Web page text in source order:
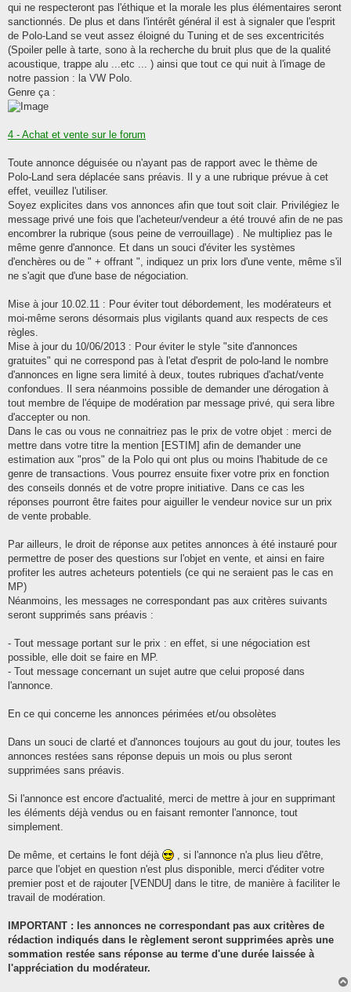
qui ne respecteront pas l'éthique et la morale les plus élémentaires seront
sanctionnés. De plus et dans l'intérêt général il est à signaler que l'esprit
de Polo-Land se veut assez éloigné du Tuning et de ses excentricités
(Spoiler pelle à tarte, sono à la recherche du bruit plus que de la qualité
acoustique, trappe alu ...etc ... ) ainsi que tout ce qui nuit à l'image de
notre passion : la VW Polo.
Genre ça :
4 - Achat et vente sur le forum
Toute annonce déguisée ou n'ayant pas de rapport avec le thème de
Polo-Land sera déplacée sans préavis. Il y a une rubrique prévue à cet
effet, veuillez l'utiliser.
Soyez explicites dans vos annonces afin que tout soit clair. Privilégiez le
message privé une fois que l'acheteur/vendeur a été trouvé afin de ne pas
encombrer la rubrique (sous peine de verrouillage) . Ne multipliez pas le
même genre d'annonce. Et dans un souci d'éviter les systèmes
d'enchères ou de " + offrant ", indiquez un prix lors d'une vente, même s'il
ne s'agit que d'une base de négociation.
Mise à jour 10.02.11 : Pour éviter tout débordement, les modérateurs et
moi-même serons désormais plus vigilants quand aux respects de ces
règles.
Mise à jour du 10/06/2013 : Pour éviter le style "site d'annonces
gratuites" qui ne correspond pas à l'etat d'esprit de polo-land le nombre
d'annonces en ligne sera limité à deux, toutes rubriques d'achat/vente
confondues. Il sera néanmoins possible de demander une dérogation à
tout membre de l'équipe de modération par message privé, qui sera libre
d'accepter ou non.
Dans le cas ou vous ne connaitriez pas le prix de votre objet : merci de
mettre dans votre titre la mention [ESTIM] afin de demander une
estimation aux "pros" de la Polo qui ont plus ou moins l'habitude de ce
genre de transactions. Vous pourrez ensuite fixer votre prix en fonction
des conseils donnés et de votre propre initiative. Dans ce cas les
réponses pourront être faites pour aiguiller le vendeur novice sur un prix
de vente probable.
Par ailleurs, le droit de réponse aux petites annonces à été instauré pour
permettre de poser des questions sur l'objet en vente, et ainsi en faire
profiter les autres acheteurs potentiels (ce qui ne seraient pas le cas en
MP)
Néanmoins, les messages ne correspondant pas aux critères suivants
seront supprimés sans préavis :
- Tout message portant sur le prix : en effet, si une négociation est
possible, elle doit se faire en MP.
- Tout message concernant un sujet autre que celui proposé dans
l'annonce.
En ce qui concerne les annonces périmées et/ou obsolètes
Dans un souci de clarté et d'annonces toujours au gout du jour, toutes les
annonces restées sans réponse depuis un mois ou plus seront
supprimées sans préavis.
Si l'annonce est encore d'actualité, merci de mettre à jour en supprimant
les éléments déjà vendus ou en faisant remonter l'annonce, tout
simplement.
De même, et certains le font déjà
, si l'annonce n'a plus lieu d'être,
parce que l'objet en question n'est plus disponible, merci d'éditer votre
premier post et de rajouter [VENDU] dans le titre, de manière à faciliter le
travail de modération.
IMPORTANT : les annonces ne correspondant pas aux critères de
rédaction indiqués dans le règlement seront supprimées après une
sommation restée sans réponse au terme d'une durée laissée à
l'appréciation du modérateur.